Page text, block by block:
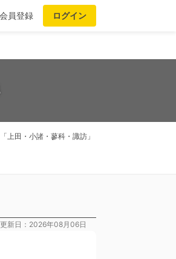
員登録 ログイン
上田・小諸・蓼科・諏訪」
更新日：2026年08月06日